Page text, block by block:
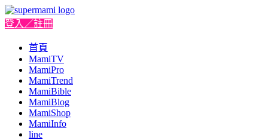
登入／註冊
首頁
MamiTV
MamiPro
MamiTrend
MamiBible
MamiBlog
MamiShop
MamiInfo
line